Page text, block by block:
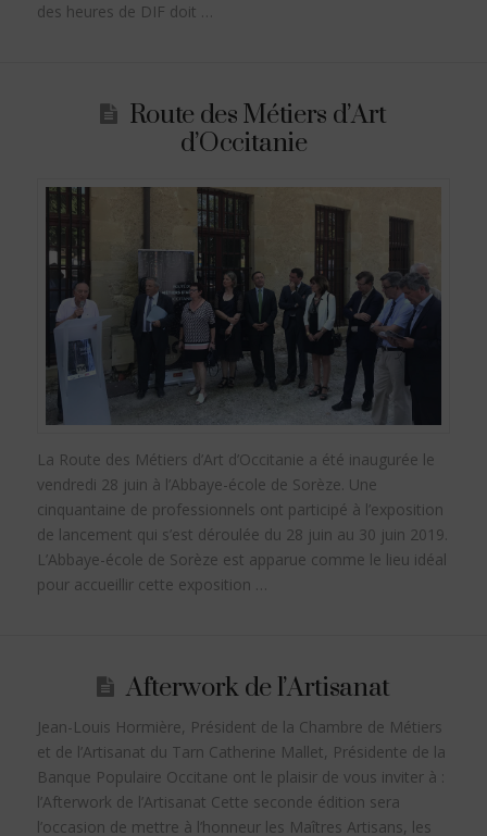
des heures de DIF doit …
Route des Métiers d’Art
d’Occitanie
La Route des Métiers d’Art d’Occitanie a été inaugurée le
vendredi 28 juin à l’Abbaye-école de Sorèze. Une
cinquantaine de professionnels ont participé à l’exposition
de lancement qui s’est déroulée du 28 juin au 30 juin 2019.
L’Abbaye-école de Sorèze est apparue comme le lieu idéal
pour accueillir cette exposition …
Afterwork de l’Artisanat
Jean-Louis Hormière, Président de la Chambre de Métiers
et de l’Artisanat du Tarn Catherine Mallet, Présidente de la
Banque Populaire Occitane ont le plaisir de vous inviter à :
l’Afterwork de l’Artisanat Cette seconde édition sera
l’occasion de mettre à l’honneur les Maîtres Artisans, les